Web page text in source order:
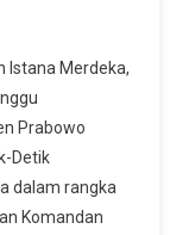
Istana Merdeka,
Prabowo
Detik
dalam rangka
Komandan